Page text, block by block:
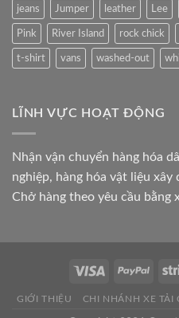
Hàng
Toàn
Quốc
jeans Jumper leather Lee
Pink River Island rock chick
t-shirt vans washed-out
LĨNH VỰC HOẠT ĐỘNG
Nhận vận chuyển hàng hóa
nghiệp, hàng hóa vật liệu xây
Chở hàng theo yêu cầu bằng
GIỚI THIỆU CHI NHÁNH XE TẢI